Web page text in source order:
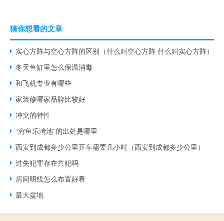
猜你想看的文章
实心方阵与空心方阵的区别（什么叫空心方阵 什么叫实心方阵）
冬天鱼缸里怎么保温消毒
和飞机专业有哪些
家装修哪家品牌比较好
冲突的特性
“穷鱼乐洿池”的出处是哪里
西安到成都多少公里开车需要几小时（西安到成都多少公里）
过失犯罪存在共犯吗
房间明线怎么布置好看
最大盆地